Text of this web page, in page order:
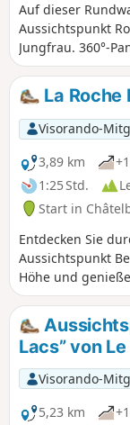
Auf dieser
Aussichtspunkt
Jungfrau. 360°-
Châtelblanc und
Blick auf das Val
Wald von
Cabouilles, La
Mont Croz.
sehr schmalen
Wasserfall
Wege zum
Rückkehr in den
La
Visorando-
3,89 km
1:25 Std.
Start in
Entdecken Sie
Aussichtspunkt
Höhe und
Mouthe (Doubs)
(Jura) auf der
Lacs” von
Visorando-
5,23 km